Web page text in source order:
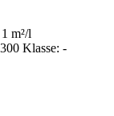
1 m²/l
Klasse: -